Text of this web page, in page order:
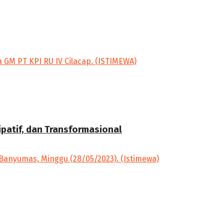
dan Transformasional